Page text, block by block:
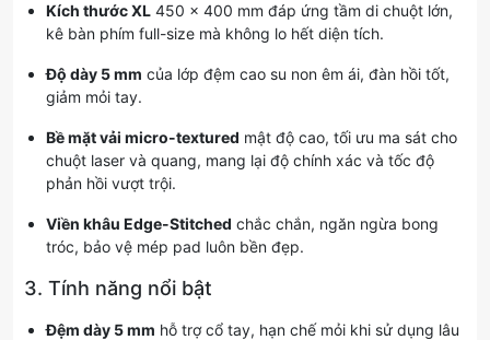
Kích thước XL 450 × 400 mm đáp ứng tầm di chuột lớn,
kê bàn phím full-size mà không lo hết diện tích.
Độ dày 5 mm của lớp đệm cao su non êm ái, đàn hồi tốt,
giảm mỏi tay.
Bề mặt vải micro-textured mật độ cao, tối ưu ma sát cho
chuột laser và quang, mang lại độ chính xác và tốc độ
phản hồi vượt trội.
Viền khâu Edge-Stitched chắc chắn, ngăn ngừa bong
tróc, bảo vệ mép pad luôn bền đẹp.
3. Tính năng nổi bật
Đệm dày 5 mm hỗ trợ cổ tay, hạn chế mỏi khi sử dụng lâu